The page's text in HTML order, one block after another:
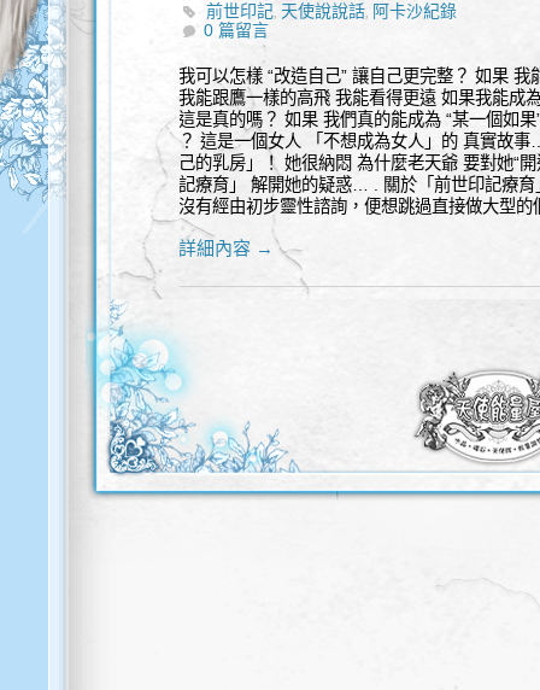
前世印記, 天使說說話, 阿卡沙紀錄
0 篇留言
我可以怎樣 “改造自己” 讓自己更完整？ 如果
我能跟鷹一樣的高飛 我能看得更遠 如果我能
這是真的嗎？ 如果 我們真的能成為 “某一個如
？ 這是一個女人 「不想成為女人」的 真實故
己的乳房」！ 她很納悶 為什麼老天爺 要對她“
記療育」 解開她的疑惑… . 關於「前世印記療
沒有經由初步靈性諮詢，便想跳過直接做大型的
詳細內容 →